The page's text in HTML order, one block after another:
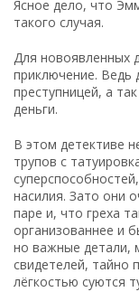
Ясное дело, что
такого случая.
Для новоявленных
приключение. Ведь
преступницей, а
деньги.
В этом детективе
трупов с
насилия. Зато они
паре и, что греха
организованнее и
но важные детали,
свидетелей, тайно
лёгкостью суются